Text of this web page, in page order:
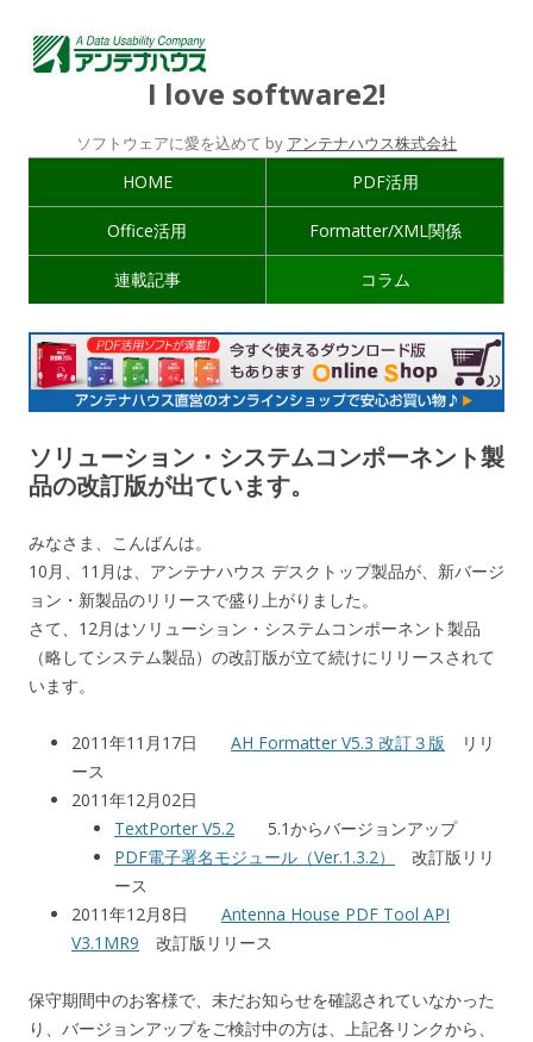
I love software2!
ソフトウェアに愛を込めて by アンテナハウス株式会社
HOME PDF活用
Office活用 Formatter/XML関係
連載記事 コラム
ソリューション・システムコンポーネント製
品の改訂版が出ています。
みなさま、こんばんは。
10月、11月は、アンテナハウス デスクトップ製品が、新バージ
ョン・新製品のリリースで盛り上がりました。
さて、12月はソリューション・システムコンポーネント製品
（略してシステム製品）の改訂版が立て続けにリリースされて
います。
2011年11月17日 AH Formatter V5.3 改訂３版 リリ
ース
2011年12月02日
TextPorter V5.2 5.1からバージョンアップ
PDF電子署名モジュール（Ver.1.3.2）
改訂版リリ
ース
2011年12月8日 Antenna House PDF Tool API
V3.1MR9 改訂版リリース
保守期間中のお客様で、未だお知らせを確認されていなかった
り、バージョンアップをご検討中の方は、上記各リンクから、